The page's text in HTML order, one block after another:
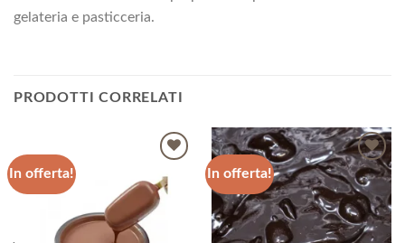
gelateria e pasticceria.
PRODOTTI CORRELATI
In offerta!
alla lista
dei
desideri
In offerta!
Aggiungi
alla lista
dei
desideri